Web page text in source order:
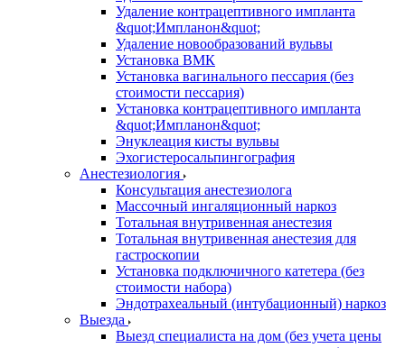
Удаление контрацептивного импланта
&quot;Импланон&quot;
Удаление новообразований вульвы
Установка ВМК
Установка вагинального пессария (без
стоимости пессария)
Установка контрацептивного импланта
&quot;Импланон&quot;
Энуклеация кисты вульвы
Эхогистеросальпингография
Анестезиология
Консультация анестезиолога
Массочный ингаляционный наркоз
Тотальная внутривенная анестезия
Тотальная внутривенная анестезия для
гастроскопии
Установка подключичного катетера (без
стоимости набора)
Эндотрахеальный (интубационный) наркоз
Выезда
Выезд специалиста на дом (без учета цены